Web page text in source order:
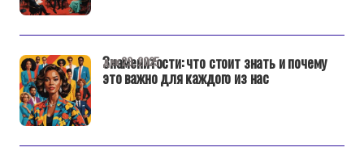
Знаменитости: что стоит знать и почему
это важно для каждого из нас
дек 29, 2025